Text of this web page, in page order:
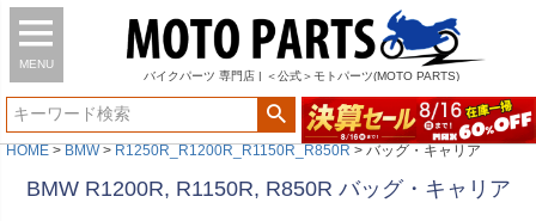
MENU
バイク パーツ 専門店 | ＜公式＞モトパーツ(MOTO PARTS)
HOME BMW R1250R_R1200R_R1150R_R850R バッグ・キャリア
BMW R1200R, R1150R, R850R バッグ・キャリア